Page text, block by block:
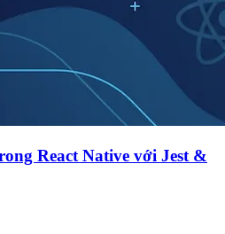
React Native với Jest &